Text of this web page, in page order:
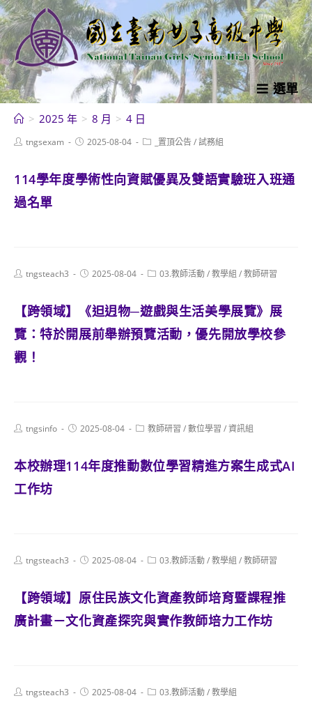
跳
轉
至
主
要
內
選單
> 2025 年 > 8 月 > 4 日
Posttngsexam
Post2025-08-04
Post _置頂公告/試務組
114學年度學術性向資賦優異及雙語實驗班入班通
過名單
Posttngsteach3
Post2025-08-04
Post03.教師活動/教學組 /教師研習
【跨領域】《𨑨迌物─遊戲與生活美學展覽》展
覽：特於開展前舉辦預覽活動，優先開放學校參
觀！
Posttngsinfo
Post2025-08-04
Post教師研習 /數位學習 /資訊組
本校辦理114年度推動數位學習精進方案生成式AI
工作坊
Posttngsteach3
Post2025-08-04
Post03.教師活動/教學組 /教師研習
【跨領域】原住民族文化資產教師培育暨課程推
廣計畫－文化資產探究與實作教師培力工作坊
Posttngsteach3
Post2025-08-04
Post03.教師活動/教學組